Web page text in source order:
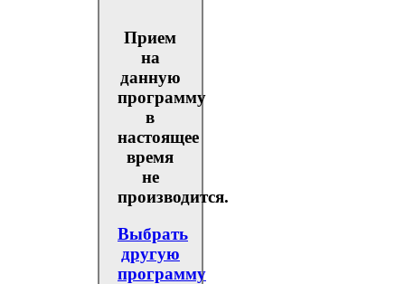
Прием
на
данную
программу
в
настоящее
время
не
производится.
Выбрать
другую
программу